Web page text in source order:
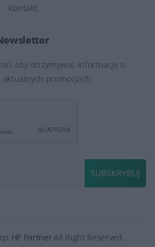
Kontakt
aby otrzymywać informacje o
promocjach.
SUBSKRYBUJ
HP Partner All Right Reserved.